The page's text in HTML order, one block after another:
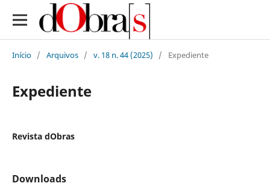
Início / Arquivos / v. 18 n. 44 (2025) / Expediente
Expediente
Revista dObras
Downloads